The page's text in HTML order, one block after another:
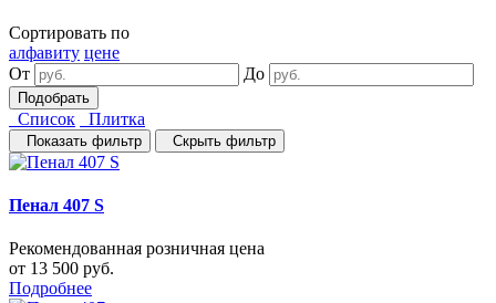
Сортировать по
алфавиту цене
От
До
Список Плитка
Показать фильтр Скрыть фильтр
Пенал 407 S
Рекомендованная розничная цена
от 13 500 руб.
Подробнее